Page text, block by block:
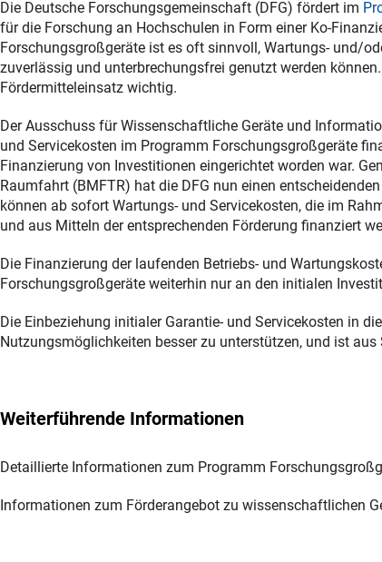
Die Deutsche Forschungsgemeinschaft (DFG) fördert im
für die Forschung an Hochschulen in Form einer Ko-
Forschungsgroßgeräte ist es oft sinnvoll, Wartungs- und/
zuverlässig und unterbrechungsfrei genutzt werden
Fördermitteleinsatz wichtig.
Der Ausschuss für Wissenschaftliche Geräte und
und Servicekosten im Programm Forschungsgroßgeräte
Finanzierung von Investitionen eingerichtet worden war.
Raumfahrt (BMFTR) hat die DFG nun einen
können ab sofort Wartungs- und Servicekosten, die im
und aus Mitteln der entsprechenden Förderung finanziert
Die Finanzierung der laufenden Betriebs- und
Forschungsgroßgeräte weiterhin nur an den initialen
Die Einbeziehung initialer Garantie- und Servicekosten in
Nutzungsmöglichkeiten besser zu unterstützen, und ist
Weiterführende Informationen
Detaillierte Informationen zum Programm
Informationen zum Förderangebot zu wissenschaftlichen